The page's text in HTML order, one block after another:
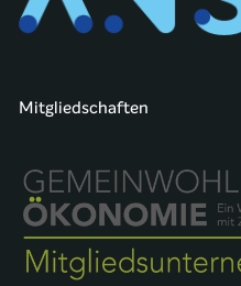
Mitgliedschaften